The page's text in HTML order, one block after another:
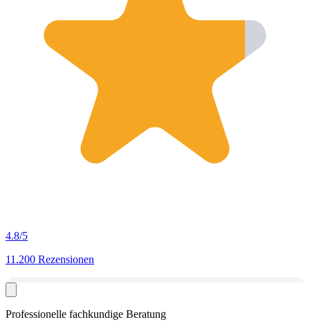
4.8/5
11.200 Rezensionen
Professionelle fachkundige Beratung